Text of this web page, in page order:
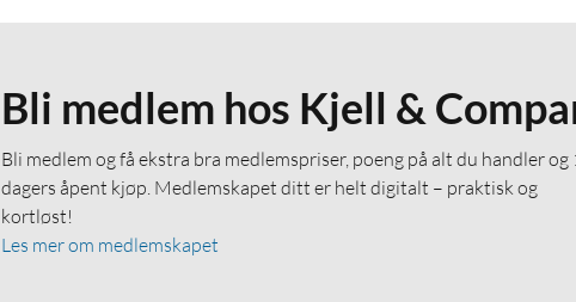
Bli medlem hos Kjell &
Bli medlem og få ekstra bra medlemspriser, poeng på alt du handler og
dagers åpent kjøp. Medlemskapet ditt er helt digitalt – praktisk og
kortløst!
Les mer om medlemskapet